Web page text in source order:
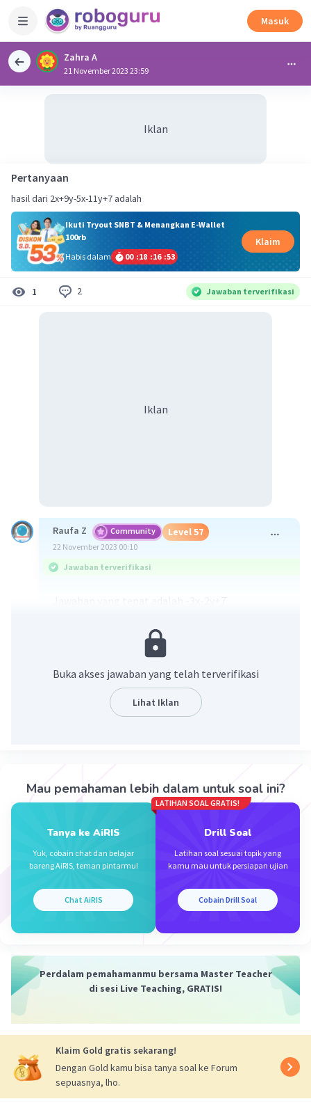
Masuk
Zahra A
21 November 2023 23:59
Iklan
Pertanyaan
hasil dari 2x+9y-5x-11y+7 adalah
Ikuti Tryout SNBT & Menangkan E-Wallet
100rb
Habis dalam
00 :18 :16 :53
Klaim
1 2 Jawaban terverifikasi
Iklan
Raufa Z Community Level 57
22 November 2023 00:10
Jawaban terverifikasi
<=> -3x-2y+7
Semoga membantu.
Community Level 72
22 November 2023 00:21
Pembahasn :
2x + 9y - 5x - 11y + 7 = 2x - 5x + 9y - 11y + 7
Beri Rating·0.0(0) Balas
Buka akses jawaban yang telah terverifikasi
Lihat Iklan
Mau pemahaman lebih dalam untuk soal ini?
Tanya ke AiRIS
Yuk, cobain chat dan belajar
bareng AiRIS, teman pintarmu!
Chat AiRIS
LATIHAN SOAL GRATIS!
Drill Soal
Latihan soal sesuai topik yang
kamu mau untuk persiapan ujian
Cobain Drill Soal
Perdalam pemahamanmu bersama Master Teacher
di sesi Live Teaching, GRATIS!
Klaim Gold gratis sekarang!
Dengan Gold kamu bisa tanya soal ke Forum
sepuasnya, lho.